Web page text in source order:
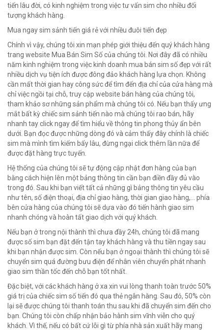
tiến lâu đời, có kinh nghiệm trong việc tư vấn sim cho nhiều đối
tượng khách hàng.
Mua ngay sim sảnh tiến giá rẻ với nhiều đuôi tiến đẹp
Chính vì vậy, chúng tôi xin mạn phép giới thiệu đến quý khách hàng
trang website Mua Bán Sim Số của chúng tôi. Nơi đây đã có nhiều
năm kinh nghiệm trong việc kinh doanh mua bán sim số đẹp với rất
nhiều dịch vụ tiện ích được đông đảo khách hàng lựa chọn. Không
cần mất thời gian hay công sức để tìm đến địa chỉ của cửa hàng mà
chỉ việc ngồi tại chỗ, truy cập website bán hàng của chúng tôi,
tham khảo sơ những sản phẩm mà chúng tôi có. Nếu bạn thấy ưng
mắt bất kỳ chiếc sim sảnh tiến nào mà chúng tôi rao bán, hãy
nhanh tay click ngay để tìm hiểu về thông tin phong thủy ẩn bên
dưới. Bạn đọc được những dòng đó và cảm thấy đây chính là chiếc
sim mà mình tìm kiếm bấy lâu, đừng ngại click thêm lần nữa để
được đặt hàng trực tuyến.
Hệ thống của chúng tôi sẽ tự động cập nhật đơn hàng của bạn
bằng cách hiện lên một bảng thông tin cần bạn điền đầy đủ vào
trong đó. Sau khi bạn viết tất cả những gì bảng thông tin yêu cầu
như tên, số điện thoại, địa chỉ giao hàng, thời gian giao hàng,… phía
bên cửa hàng của chúng tôi sẽ dựa vào đó tiến hành giao sim
nhanh chóng và hoàn tất giao dịch với quý khách.
Nếu bạn ở trong nội thành thì chưa đầy 24h, chúng tôi đã mang
được số sim bạn đặt đến tận tay khách hàng và thu tiền ngay sau
khi bạn nhận được sim. Còn nếu bạn ở ngoại thành thì chúng tôi sẽ
chuyển sim quá đường bưu điện để nhân viên chuyển phát nhanh
giao sim thần tốc đến chỗ bạn tốt nhất.
Đặc biệt, với các khách hàng ở xa xin vui lòng thanh toàn trước 50%
giá trị của chiếc sim số tiến đó qua thẻ ngân hàng. Sau đó, 50% còn
lại sẽ được chúng tôi thanh toán thu sau khi đã chuyển sim đến cho
bạn. Chúng tôi còn chấp nhận bảo hành sim vĩnh viễn cho quý
khách. Vì thế, nếu có bất cứ lỗi gì từ phía nhà sản xuất hãy mang